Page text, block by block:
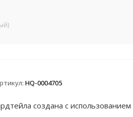
HQ-0004705
создана с